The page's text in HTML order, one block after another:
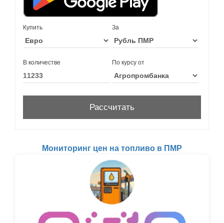
Купить За
В количестве По курсу от
Мониторинг цен на топливо в ПМР